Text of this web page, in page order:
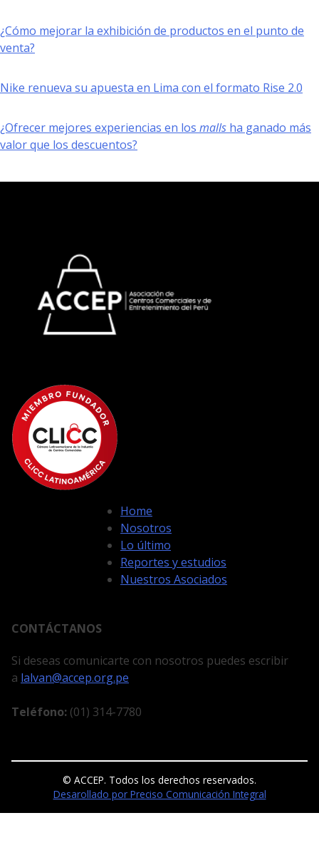
¿Cómo mejorar la exhibición de productos en el punto de
venta?
Nike renueva su apuesta en Lima con el formato Rise 2.0
¿Ofrecer mejores experiencias en los malls ha ganado más
valor que los descuentos?
Home
Nosotros
Lo último
Reportes y estudios
Nuestros Asociados
CONTÁCTANOS
Si deseas comunicarte con nosotros puedes escribir
a lalvan@accep.org.pe
Teléfono: (01) 314-7780
© ACCEP. Todos los derechos reservados.
Desarollado por Preciso Comunicación Integral